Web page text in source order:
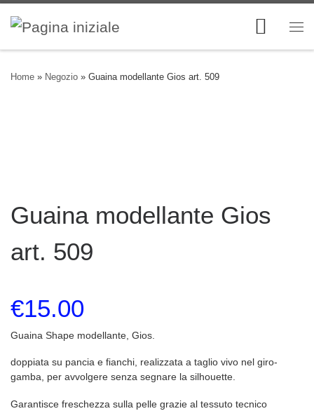
Skip to content
Home » Negozio » Guaina modellante Gios art. 509
Guaina modellante Gios
art. 509
€15.00
Guaina Shape modellante, Gios.
doppiata su pancia e fianchi, realizzata a taglio vivo nel giro-
gamba, per avvolgere senza segnare la silhouette.
Garantisce freschezza sulla pelle grazie al tessuto tecnico